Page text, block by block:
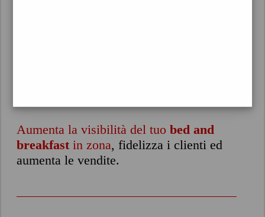
Aumenta la visibilità del tuobed and
breakfast in zona, fidelizza i clienti ed
aumenta le vendite.